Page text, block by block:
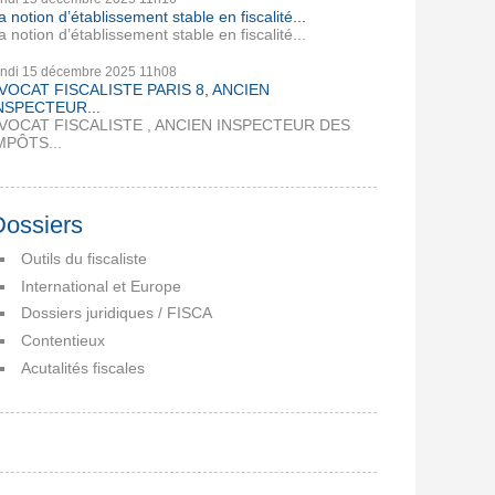
notion d’établissement stable en fiscalité...
notion d’établissement stable en fiscalité...
15 décembre 2025 11h08
FISCALISTE PARIS 8, ANCIEN
FISCALISTE , ANCIEN INSPECTEUR DES
Outils du fiscaliste
International et Europe
Dossiers juridiques / FISCA
Contentieux
Acutalités fiscales